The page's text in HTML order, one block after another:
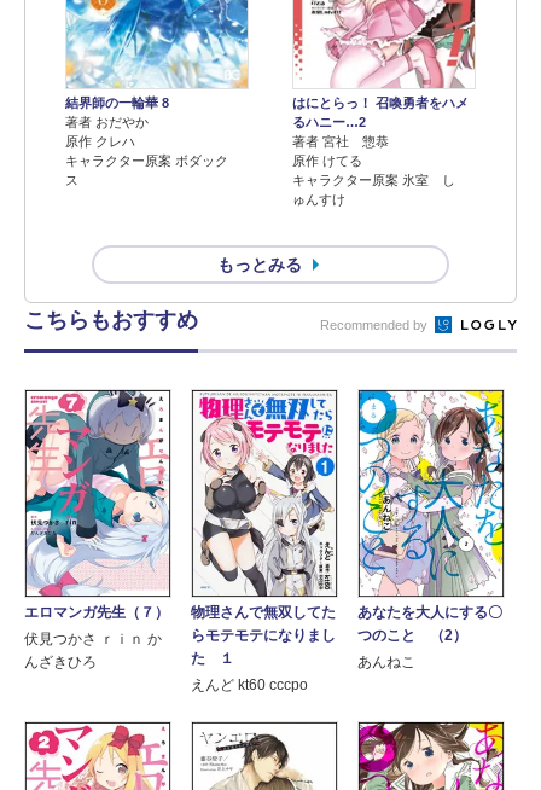
結界師の一輪華 8
著者 おだやか
原作 クレハ
キャラクター原案 ボダック
ス
はにとらっ！ 召喚勇者をハメ
るハニー…2
著者 宮社 惣恭
原作 けてる
キャラクター原案 氷室 し
ゅんすけ
もっとみる
こちらもおすすめ Recommended by
エロマンガ先生（７）
伏見つかさ ｒｉｎ か
んざきひろ
物理さんで無双してた
らモテモテになりまし
た １
えんど kt60 cccpo
あなたを大人にする〇
つのこと （2）
あんねこ